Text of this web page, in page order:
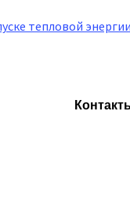
тепловой